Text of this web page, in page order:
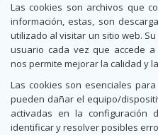
Las cookies son archivos que
información, estas, son
utilizado al visitar un sitio web.
usuario cada vez que accede a
nos permite mejorar la calidad y
Las cookies son esenciales
pueden dañar el equipo/
activadas en la configuración
identificar y resolver posibles